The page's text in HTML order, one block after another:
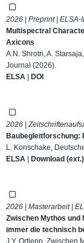
2026 | Preprint | ELSA-
Multispectral
Axicons
A.N. Shrotri, A.
Journal (2026).
ELSA | DOI
2026 |
Baubegleitforschung:
L. Konschake,
ELSA | Download (ext.)
2026 | Masterarbeit |
Zwischen Mythos
immer die technisch
J.Y. Ortlepp, Zwischen